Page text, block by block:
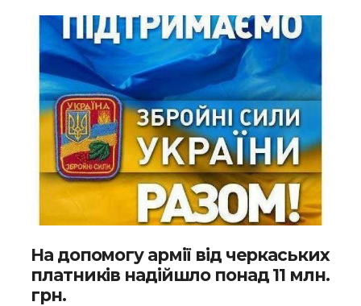
На допомогу армії від черкаських
платників надійшло понад 11 млн.
грн.